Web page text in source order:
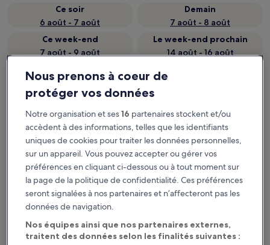
Ce soir
6 août - 7 août
Demain
7 août - 8 août
Ce week-end
7 août - 9 août
Le week-end prochain
14 août - 16 août
Recommandés Prix (croissant)
Agios Konstantinos : où loger à
proximité ?
Hydrama Grand Hotel
Nous prenons à coeur de
protéger vos données
Notre organisation et ses16 partenaires stockent et/ou
accèdent à des informations, telles que les identifiants
uniques de cookies pour traiter les données personnelles,
sur un appareil. Vous pouvez accepter ou gérer vos
préférences en cliquant ci-dessous ou à tout moment sur
la page de la politique de confidentialité. Ces préférences
seront signalées à nos partenaires et n’affecteront pas les
données de navigation.
Nos équipes ainsi que nos partenaires externes,
traitent des données selon les finalités suivantes :